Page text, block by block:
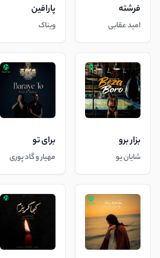
فرشته
امید عقابی
پارافین
ویناک
بزار برو
شایان یو
برای تو
مهیار و گاد پوری